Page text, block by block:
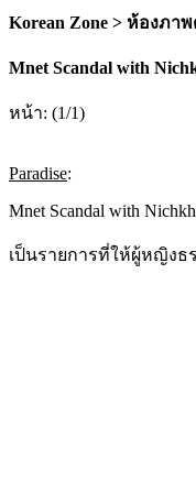
Korean Zone > ห้องภา
Mnet Scandal with
หน้า: (1/1)
Paradise:
Mnet Scandal with
เป็นรายการที่ให้ผู้หญิง